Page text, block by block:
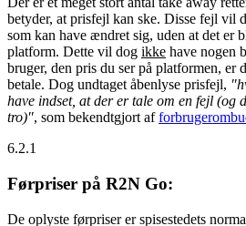
betyder, at prisfejl kan ske. Disse fejl vil
som kan have ændret sig, uden at det er
platform. Dette vil dog ikke have nogen
bruger, den pris du ser på platformen, er
betale. Dog undtaget åbenlyse prisfejl,
have indset, at der er tale om en fejl (og
tro)", som bekendtgjort af
6.2.1
Førpriser på R2N Go:
De oplyste førpriser er spisestedets